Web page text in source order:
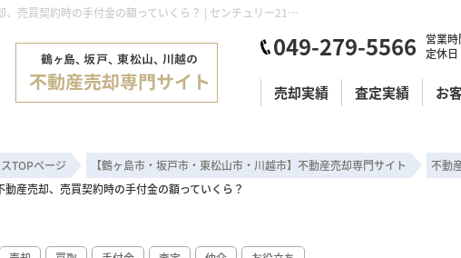
坂戸、鶴ヶ島、東松山の不動産売却、売買契約時の手付金の額っていくら？ | センチュリー21明和ハウス
049-279-5566
営業
定休
売却実績 査定実績 お
TOPページ 【鶴ヶ島市・坂戸市・東松山市・川越市】不動産売却専門サイト
不動
産売却、売買契約時の手付金の額っていくら？